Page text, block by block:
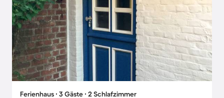
Ferienhaus ∙ 3 Gäste ∙ 2 Schlafzimmer